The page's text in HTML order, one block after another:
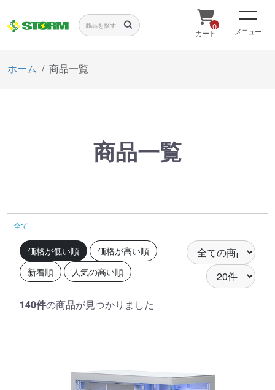
0
カート メニュー
ホーム 商品一覧
商品一覧
全て
価格が低い順
価格が高い順
新着順
人気の高い順
140件の商品が見つかりました